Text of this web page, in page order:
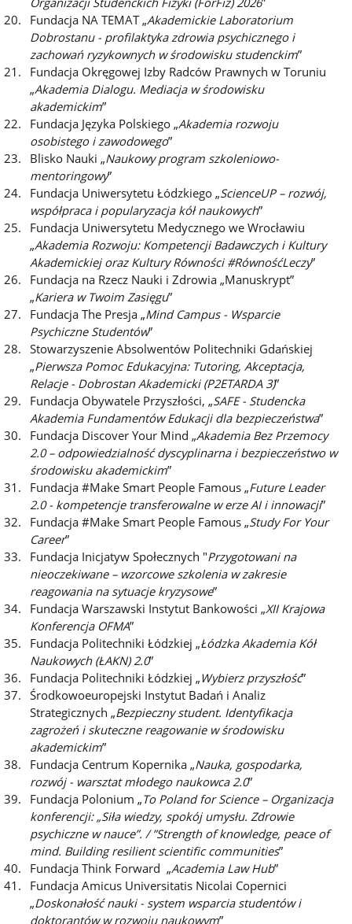
Fundacja NA TEMAT „Akademickie Laboratorium
Dobrostanu - profilaktyka zdrowia psychicznego i
zachowań ryzykownych w środowisku studenckim”
Fundacja Okręgowej Izby Radców Prawnych w Toruniu
„Akademia Dialogu. Mediacja w środowisku
akademickim”
Fundacja Języka Polskiego „Akademia rozwoju
osobistego i zawodowego”
Blisko Nauki „Naukowy program szkoleniowo-
mentoringowy”
Fundacja Uniwersytetu Łódzkiego „ScienceUP – rozwój,
współpraca i popularyzacja kół naukowych”
Fundacja Uniwersytetu Medycznego we Wrocławiu
„Akademia Rozwoju: Kompetencji Badawczych i Kultury
Akademickiej oraz Kultury Równości #RównośćLeczy”
Fundacja na Rzecz Nauki i Zdrowia „Manuskrypt”
„Kariera w Twoim Zasięgu”
Fundacja The Presja „Mind Campus - Wsparcie
Psychiczne Studentów”
Stowarzyszenie Absolwentów Politechniki Gdańskiej
„Pierwsza Pomoc Edukacyjna: Tutoring, Akceptacja,
Relacje - Dobrostan Akademicki (P2ETARDA 3)”
Fundacja Obywatele Przyszłości, „SAFE - Studencka
Akademia Fundamentów Edukacji dla bezpieczeństwa”
Fundacja Discover Your Mind „Akademia Bez Przemocy
2.0 – odpowiedzialność dyscyplinarna i bezpieczeństwo w
środowisku akademickim”
Fundacja #Make Smart People Famous „Future Leader
2.0 - kompetencje transferowalne w erze AI i innowacji”
Fundacja #Make Smart People Famous „Study For Your
Career”
Fundacja Inicjatyw Społecznych "Przygotowani na
nieoczekiwane – wzorcowe szkolenia w zakresie
reagowania na sytuacje kryzysowe”
Fundacja Warszawski Instytut Bankowości „XII Krajowa
Konferencja OFMA”
Fundacja Politechniki Łódzkiej „Łódzka Akademia Kół
Naukowych (ŁAKN) 2.0”
Fundacja Politechniki Łódzkiej „Wybierz przyszłość”
Środkowoeuropejski Instytut Badań i Analiz
Strategicznych „Bezpieczny student. Identyfikacja
zagrożeń i skuteczne reagowanie w środowisku
akademickim”
Fundacja Centrum Kopernika „Nauka, gospodarka,
rozwój - warsztat młodego naukowca 2.0”
Fundacja Polonium „To Poland for Science – Organizacja
konferencji: „Siła wiedzy, spokój umysłu. Zdrowie
psychiczne w nauce”. / ”Strength of knowledge, peace of
mind. Building resilient scientific communities”
Fundacja Think Forward „Academia Law Hub”
Fundacja Amicus Universitatis Nicolai Copernici
„Doskonałość nauki - system wsparcia studentów i
doktorantów w rozwoju naukowym”